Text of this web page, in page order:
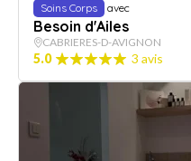
Soins Corps avec
Besoin d'Ailes
CABRIERES-D-AVIGNON
5.0 3 avis